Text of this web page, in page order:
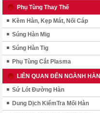
Phụ Tùng Thay Thế
Kềm Hàn, Kẹp Mát, Nối Cáp
Súng Hàn Mig
Súng Hàn Tig
Phụ Tùng Cắt Plasma
LIÊN QUAN ĐẾN NGÀNH HÀN
Sứ Lót Đường Hàn
Dung Dịch KiểmTra Mối Hàn